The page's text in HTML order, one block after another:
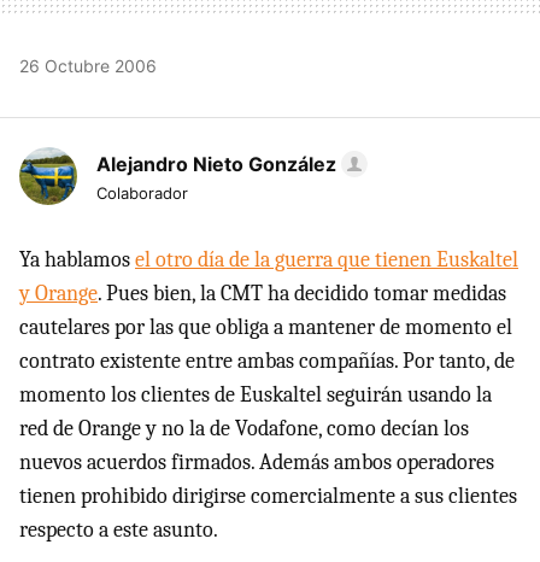
26 Octubre 2006
Alejandro Nieto González
Colaborador
Ya hablamosel otro día de la guerra que tienen Euskaltel
y Orange. Pues bien, la CMT ha decidido tomar medidas
cautelares por las que obliga a mantener de momento el
contrato existente entre ambas compañías. Por tanto, de
momento los clientes de Euskaltel seguirán usando la
red de Orange y no la de Vodafone, como decían los
nuevos acuerdos firmados. Además ambos operadores
tienen prohibido dirigirse comercialmente a sus clientes
respecto a este asunto.